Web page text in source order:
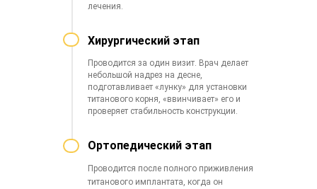
Хирургический этап
Ортопедический этап
лечения.
Проводится за один визит. Врач делает
небольшой надрез на десне,
подготавливает «лунку» для установки
титанового корня, «ввинчивает» его и
проверяет стабильность конструкции.
Проводится после полного приживления
титанового имплантата, когда он